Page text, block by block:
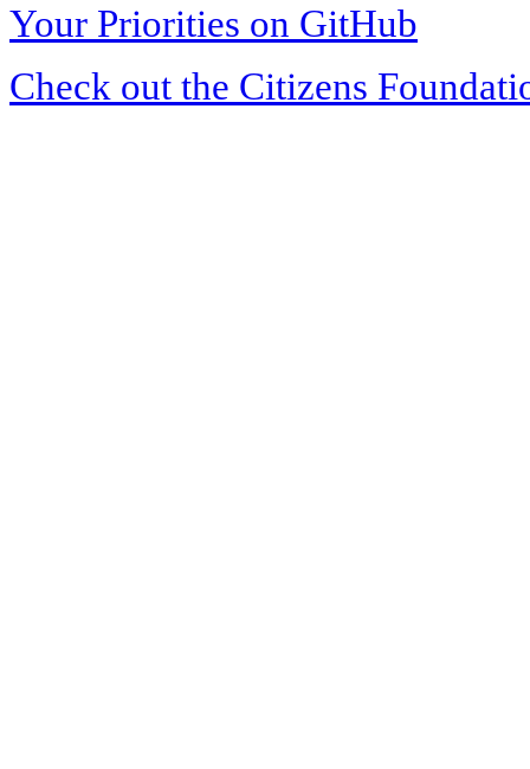
Your Priorities on GitHub
Check out the Citizens